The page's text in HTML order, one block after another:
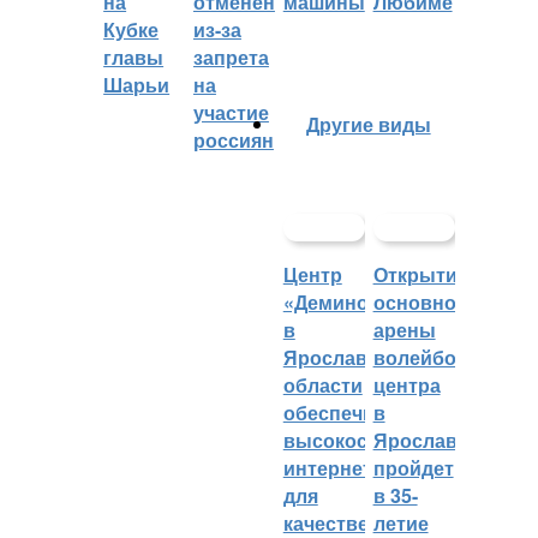
Кубке
главы
Шарьи
из-за
запрета
на
участие
россиян
Другие виды
Центр
«Демино»
в
Ярославской
области
обеспечивают
высокоскоростным
интернетом
для
качественных
Открытие
основной
арены
волейбольного
центра
в
Ярославле
пройдет
в 35-
летие